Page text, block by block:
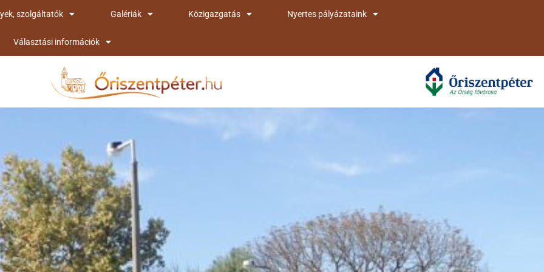
szolgáltatók Galériák Közigazgatás Nyertes pályázataink
Választási információk